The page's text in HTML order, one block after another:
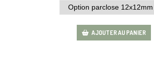
AJOUTER AU PANIER